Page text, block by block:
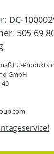
DC-
505 69
EU-
GmbH
40